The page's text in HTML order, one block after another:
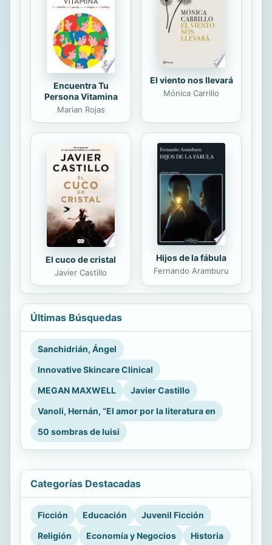
Encuentra Tu
Persona Vitamina
Marian Rojas
El viento nos llevará
Mónica Carrillo
El cuco de cristal
Javier Castillo
Hijos de la fábula
Fernando Aramburu
Últimas Búsquedas
Sanchidrián, Ángel
Innovative Skincare Clinical
MEGAN MAXWELL
Javier Castillo
Vanoli, Hernán, “El amor por la literatura en
50 sombras de luisi
Categorías Destacadas
Ficción Educación
Juvenil Ficción
Religión
Economía y Negocios Historia